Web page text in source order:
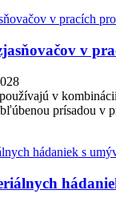
v
v
prísadou v